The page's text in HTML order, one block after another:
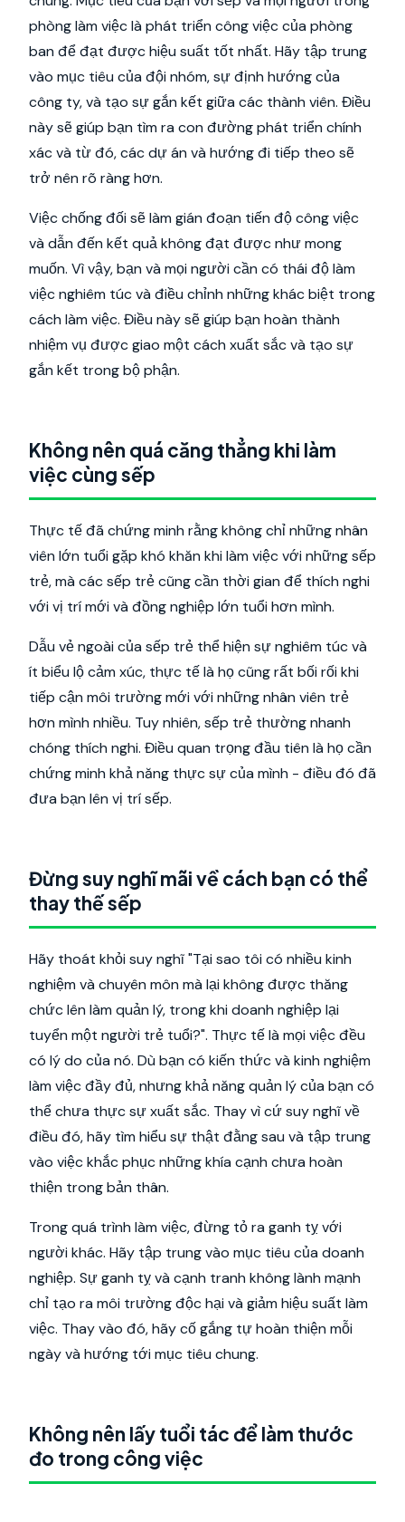
phòng làm việc là phát triển công việc của phòng
ban để đạt được hiệu suất tốt nhất. Hãy tập trung
vào mục tiêu của đội nhóm, sự định hướng của
công ty, và tạo sự gắn kết giữa các thành viên. Điều
này sẽ giúp bạn tìm ra con đường phát triển chính
xác và từ đó, các dự án và hướng đi tiếp theo sẽ
trở nên rõ ràng hơn.
Việc chống đối sẽ làm gián đoạn tiến độ công việc
và dẫn đến kết quả không đạt được như mong
muốn. Vì vậy, bạn và mọi người cần có thái độ làm
việc nghiêm túc và điều chỉnh những khác biệt trong
cách làm việc. Điều này sẽ giúp bạn hoàn thành
nhiệm vụ được giao một cách xuất sắc và tạo sự
gắn kết trong bộ phận.
Không nên quá căng thẳng khi làm
việc cùng sếp
Thực tế đã chứng minh rằng không chỉ những nhân
viên lớn tuổi gặp khó khăn khi làm việc với những sếp
trẻ, mà các sếp trẻ cũng cần thời gian để thích nghi
với vị trí mới và đồng nghiệp lớn tuổi hơn mình.
Dẫu vẻ ngoài của sếp trẻ thể hiện sự nghiêm túc và
ít biểu lộ cảm xúc, thực tế là họ cũng rất bối rối khi
tiếp cận môi trường mới với những nhân viên trẻ
hơn mình nhiều. Tuy nhiên, sếp trẻ thường nhanh
chóng thích nghi. Điều quan trọng đầu tiên là họ cần
chứng minh khả năng thực sự của mình - điều đó đã
đưa bạn lên vị trí sếp.
Đừng suy nghĩ mãi về cách bạn có thể
thay thế sếp
Hãy thoát khỏi suy nghĩ "Tại sao tôi có nhiều kinh
nghiệm và chuyên môn mà lại không được thăng
chức lên làm quản lý, trong khi doanh nghiệp lại
tuyển một người trẻ tuổi?". Thực tế là mọi việc đều
có lý do của nó. Dù bạn có kiến thức và kinh nghiệm
làm việc đầy đủ, nhưng khả năng quản lý của bạn có
thể chưa thực sự xuất sắc. Thay vì cứ suy nghĩ về
điều đó, hãy tìm hiểu sự thật đằng sau và tập trung
vào việc khắc phục những khía cạnh chưa hoàn
thiện trong bản thân.
Trong quá trình làm việc, đừng tỏ ra ganh tỵ với
người khác. Hãy tập trung vào mục tiêu của doanh
nghiệp. Sự ganh tỵ và cạnh tranh không lành mạnh
chỉ tạo ra môi trường độc hại và giảm hiệu suất làm
việc. Thay vào đó, hãy cố gắng tự hoàn thiện mỗi
ngày và hướng tới mục tiêu chung.
Không nên lấy tuổi tác để làm thước
đo trong công việc